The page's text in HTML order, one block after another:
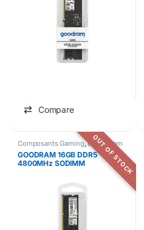
Compare
Composants Gaming,DDR5, Ram
GOODRAM 16GB DDR5
4800MHz SODIMM
OUT OF STOCK